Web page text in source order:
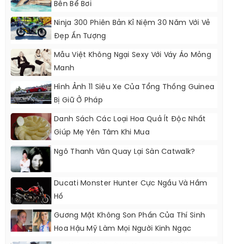
Bên Bể Bơi
Ninja 300 Phiên Bản Kỉ Niệm 30 Năm Với Vẻ
Đẹp Ấn Tượng
Mẫu Việt Không Ngại Sexy Với Váy Áo Mỏng
Manh
Hình Ảnh 11 Siêu Xe Của Tổng Thống Guinea
Bị Giữ Ở Pháp
Danh Sách Các Loại Hoa Quả Ít Độc Nhất
Giúp Mẹ Yên Tâm Khi Mua
Ngô Thanh Vân Quay Lại Sàn Catwalk?
Ducati Monster Hunter Cực Ngầu Và Hầm
Hố
Gương Mặt Không Son Phấn Của Thí Sinh
Hoa Hậu Mỹ Làm Mọi Người Kinh Ngạc